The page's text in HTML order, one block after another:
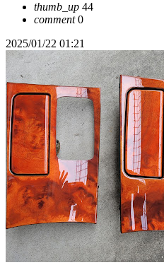
thumb_up 44
comment0
2025/01/22 01:21